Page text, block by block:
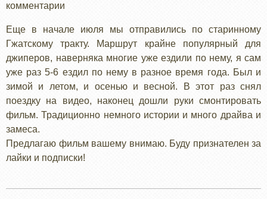
комментарии
Еще в начале июля мы отправились по старинному
Гжатскому тракту. Маршрут крайне популярный для
джиперов, наверняка многие уже ездили по нему, я сам
уже раз 5-6 ездил по нему в разное время года. Был и
зимой и летом, и осенью и весной. В этот раз снял
поездку на видео, наконец дошли руки смонтировать
фильм. Традиционно немного истории и много драйва и
замеса.
Предлагаю фильм вашему внимаю. Буду признателен за
лайки и подписки!